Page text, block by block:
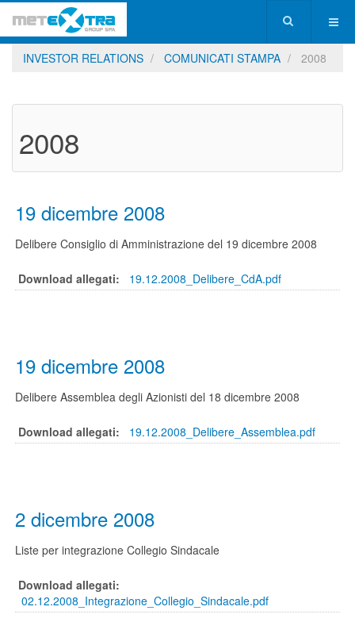
INVESTOR RELATIONS COMUNICATI STAMPA 2008
2008
19 dicembre 2008
Delibere Consiglio di Amministrazione del 19 dicembre 2008
Download allegati: 19.12.2008_Delibere_CdA.pdf
19 dicembre 2008
Delibere Assemblea degli Azionisti del 18 dicembre 2008
Download allegati: 19.12.2008_Delibere_Assemblea.pdf
2 dicembre 2008
Liste per integrazione Collegio Sindacale
Download allegati:
02.12.2008_Integrazione_Collegio_Sindacale.pdf